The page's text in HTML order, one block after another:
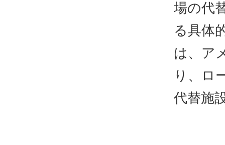
場の代
る具体
は、ア
り、ロ
代替施